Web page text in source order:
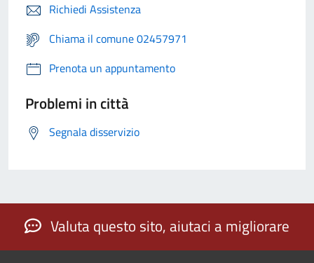
Richiedi Assistenza
Chiama il comune 02457971
Prenota un appuntamento
Problemi in città
Segnala disservizio
Valuta questo sito, aiutaci a migliorare